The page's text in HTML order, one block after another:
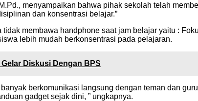
menyampaikan bahwa pihak sekolah telah
dan konsentrasi belajar.”
membawa handphone saat jam belajar yaitu :
lebih mudah berkonsentrasi pada pelajaran.
Diskusi Dengan BPS
berkomunikasi langsung dengan teman dan
gadget sejak dini, ” ungkapnya.